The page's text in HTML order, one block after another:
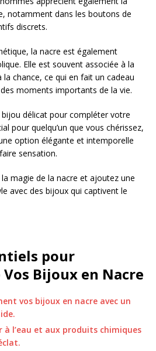
notamment dans les boutons de
discrets.
la nacre est également
Elle est souvent associée à la
chance, ce qui en fait un cadeau
moments importants de la vie.
délicat pour compléter votre
pour quelqu’un que vous chérissez,
option élégante et intemporelle
sensation.
magie de la nacre et ajoutez une
avec des bijoux qui captivent le
pour
Bijoux en Nacre
vos bijoux en nacre avec un
à l’eau et aux produits chimiques